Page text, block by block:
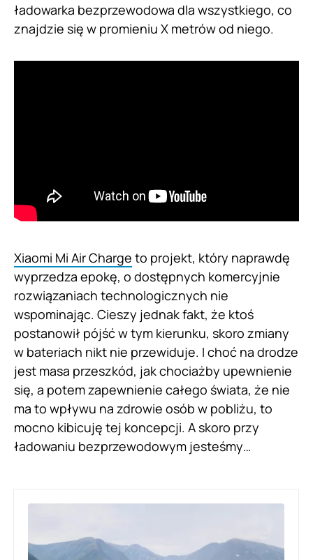
ładowarka bezprzewodowa dla wszystkiego, co
znajdzie się w promieniu X metrów od niego.
Xiaomi Mi Air Charge to projekt, który naprawdę
wyprzedza epokę, o dostępnych komercyjnie
rozwiązaniach technologicznych nie
wspominając. Cieszy jednak fakt, że ktoś
postanowił pójść w tym kierunku, skoro zmiany
w bateriach nikt nie przewiduje. I choć na drodze
jest masa przeszkód, jak chociażby upewnienie
się, a potem zapewnienie całego świata, że nie
ma to wpływu na zdrowie osób w pobliżu, to
mocno kibicuję tej koncepcji. A skoro przy
ładowaniu bezprzewodowym jesteśmy…